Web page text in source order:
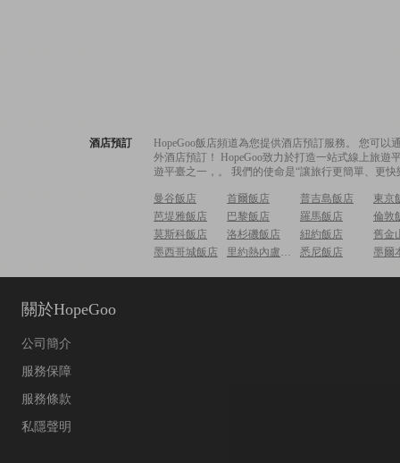
酒店預訂
HopeGoo飯店頻道為您提供酒店預訂服務。 您可
外酒店預訂！ HopeGoo致力於打造一站式線上旅
遊平臺之一，。 我們的使命是“讓旅行更簡單、更
曼谷飯店 首爾飯店 普吉島飯店
東京
芭堤雅飯店
巴黎飯店 羅馬飯店
倫敦
莫斯科飯店
洛杉磯飯店 紐約飯店
舊金
墨西哥城飯店
里約熱內盧飯店 悉尼飯店 墨爾
關於HopeGoo
公司簡介
服務保障
服務條款
私隱聲明